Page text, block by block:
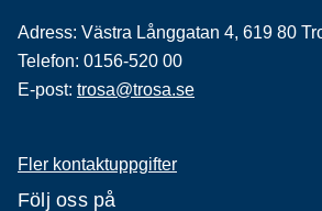
Adress: Västra Långgatan 4, 619 80
Telefon: 0156-520 00
E-post: trosa@trosa.se
Fler kontaktuppgifter
Följ oss på